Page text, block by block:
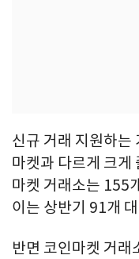
신규 거래 지원하는
마켓과 다르게 크게
마켓 거래소는 155
이는 상반기 91개
반면 코인마켓 거